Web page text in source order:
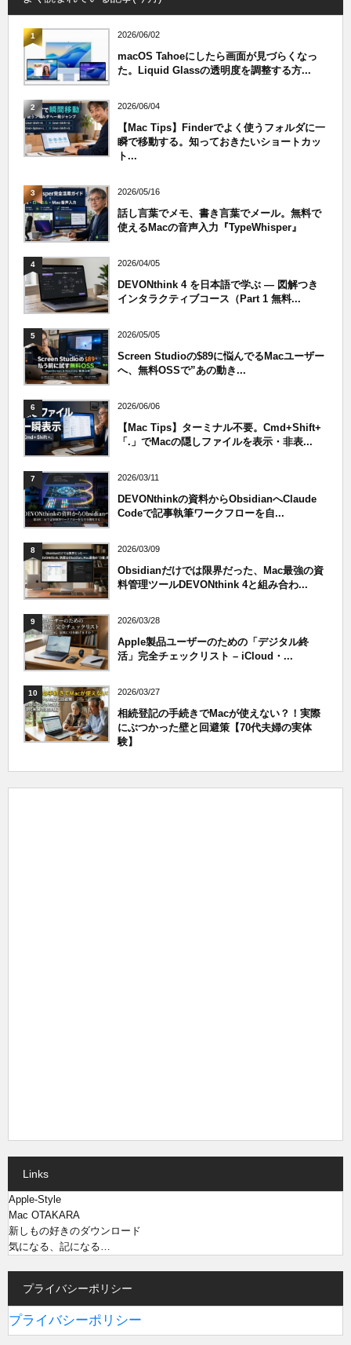
1 2026/06/02
macOS Tahoeにしたら画面が見づらくなっ
た。Liquid Glassの透明度を調整する方...
2 2026/06/04
【Mac Tips】Finderでよく使うフォルダに一
瞬で移動する。知っておきたいショートカッ
ト...
3 2026/05/16
話し言葉でメモ、書き言葉でメール。無料で
使えるMacの音声入力『TypeWhisper』
4 2026/04/05
DEVONthink 4 を日本語で学ぶ — 図解つき
インタラクティブコース（Part 1 無料...
5 2026/05/05
Screen Studioの$89に悩んでるMacユーザー
へ、無料OSSで”あの動き...
6 2026/06/06
【Mac Tips】ターミナル不要。Cmd+Shift+
「.」でMacの隠しファイルを表示・非表...
7 2026/03/11
DEVONthinkの資料からObsidianへClaude
Codeで記事執筆ワークフローを自...
8 2026/03/09
Obsidianだけでは限界だった、Mac最強の資
料管理ツールDEVONthink 4と組み合わ...
9 2026/03/28
Apple製品ユーザーのための「デジタル終
活」完全チェックリスト – iCloud・...
10 2026/03/27
相続登記の手続きでMacが使えない？！実際
にぶつかった壁と回避策【70代夫婦の実体
験】
Links
Apple-Style
Mac OTAKARA
新しもの好きのダウンロード
気になる、記になる…
プライバシーポリシー
プライバシーポリシー